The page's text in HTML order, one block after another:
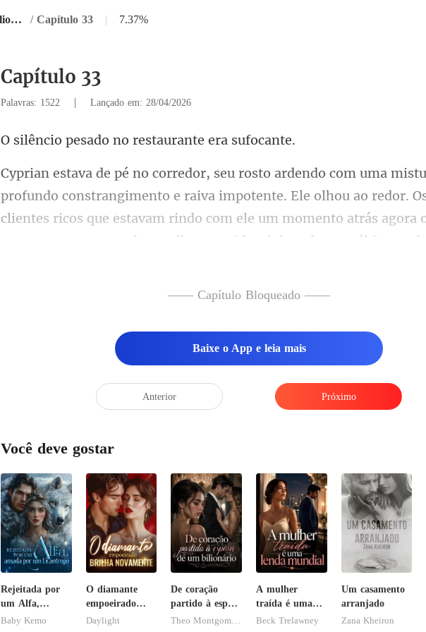
A Esposa Rejeitada é uma Zilionária / Capítulo 33 | 7.37%
Capítulo 33
Palavras: 1522 | Lançado em: 28/04/2026
do no restauran
e raiva impotente. Ele olhou ao redor.
clientes ricos que estavam rindo com ele um m
—— Capítulo Bloqueado ——
Baixe o App e leia mais
Anterior Próximo
Você deve gostar
Rejeitada por
um Alfa,
amada por um
Baby Kemo
O diamante
empoeirado
brilha
Daylight
De coração
partido à esposa
de um
A mulher
traída é uma
lenda mundial
Beck Trelawney
Um casamento
arranjado
Zana Kheiron